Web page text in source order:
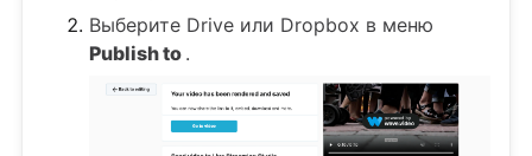
Выберите Drive или Dropbox в меню
Publish to .